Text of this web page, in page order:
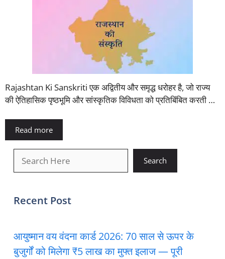
Rajashtan Ki Sanskriti एक अद्वितीय और समृद्ध धरोहर है, जो राज्य
की ऐतिहासिक पृष्ठभूमि और सांस्कृतिक विविधता को प्रतिबिंबित करती …
Read more
Search
Recent Post
आयुष्मान वय वंदना कार्ड 2026: 70 साल से ऊपर के
बुजुर्गों को मिलेगा ₹5 लाख का मुफ्त इलाज — पूरी